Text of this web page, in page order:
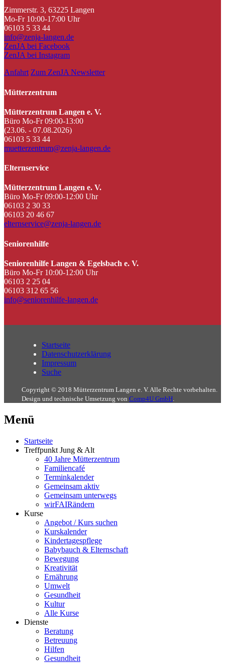
Zimmerstr. 3, 63225 Langen
Mo-Fr 10:00-17:00 Uhr
06103 5 33 44
info@zenja-langen.de
ZenJA bei Facebook
ZenJA bei Instagram
Anfahrt Zum ZenJA Newsletter
Mütterzentrum
Mütterzentrum Langen e. V.
Büro Mo-Fr 09:00-13:00
(23.06. - 07.08.2026)
06103 5 33 44
muetterzentrum@zenja-langen.de
Elternservice
Mütterzentrum Langen e. V.
Büro Mo-Fr 09:00-12:00 Uhr
06103 2 30 33
06103 20 46 67
elternservice@zenja-langen.de
Seniorenhilfe
Seniorenhilfe Langen & Egelsbach e. V.
Büro Mo-Fr 10:00-12:00 Uhr
06103 2 25 04
06103 312 65 56
info@seniorenhilfe-langen.de
Startseite
Datenschutzerklärung
Impressum
Suche
Copyright © 2018 Mütterzentrum Langen e. V. Alle Rechte vorbehalten.
Design und technische Umsetzung von Comp4U GmbH
Menü
Startseite
Treffpunkt Jung & Alt
40 Jahre Mütterzentrum
Familiencafé
Terminkalender
Gemeinsam aktiv
Gemeinsam unterwegs
wirFAIRändern
Kurse
Angebot / Kurs suchen
Kurskalender
Kindertagespflege
Babybauch & Elternschaft
Bewegung
Kreativität
Ernährung
Umwelt
Gesundheit
Kultur
Alle Kurse
Dienste
Beratung
Betreuung
Hilfen
Gesundheit